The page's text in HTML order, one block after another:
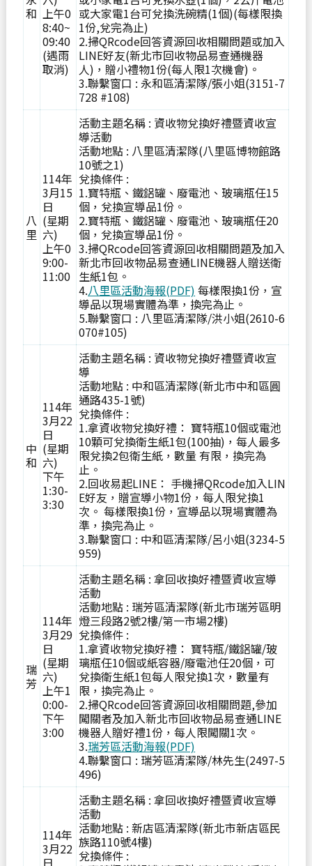
和 上午0
8:40~
09:40
(遇雨
取消)
或大家電1台可兌換洗碗精(1個)(每樣限換
1份,兌完為止)
2.掃QRcode回答資源回收相關問題或加入
LINE好友(新北市回收物品易查通機器
人)，贈小禮物1份(每人限1次機會)。
3.聯繫窗口 : 永和區清潔隊/張小姐(3151-7
728 #108)
八
里
114年
3月15
日
(星期
六)
上午0
9:00-
11:00
活動主題名稱 : 資收物兌換好禮暨資收宣
導活動
活動地點 : 八里區清潔隊(八里區博物館路
10號之1)
兌換條件 :
1.寶特瓶、鐵鋁罐、廢電池、玻璃瓶任15
個，兌換宣導品1份。
2.寶特瓶、鐵鋁罐、廢電池、玻璃瓶任20
個，兌換宣導品1份。
3.掃QRcode回答資源回收相關問題及加入
新北市回收物品易查通LINE機器人贈送衛
生紙1包。
4.八里區活動海報(PDF) 每樣限換1份，宣
導品以現場實體為準，換完為止。
5.聯繫窗口 : 八里區清潔隊/洪小姐(2610-6
070#105)
中
和
114年
3月22
日
(星期
六)
下午
1:30-
3:30
活動主題名稱 : 資收物兌換好禮暨資收宣
導
活動地點 : 中和區清潔隊(新北市中和區圓
通路435-1號)
兌換條件 :
1.拿資收物兌換好禮： 寶特瓶10個或電池
10顆可兌換衛生紙1包(100抽)，每人最多
限兌換2包衛生紙，數量 有限，換完為
止。
2.回收易起LINE： 手機掃QRcode加入LIN
E好友，贈宣導小物1份，每人限兌換1
次。 每樣限換1份，宣導品以現場實體為
準，換完為止。
3.聯繫窗口 : 中和區清潔隊/呂小姐(3234-5
959)
瑞
芳
114年
3月29
日
(星期
六)
上午1
0:00-
下午
3:00
活動主題名稱 : 拿回收換好禮暨資收宣導
活動
活動地點 : 瑞芳區清潔隊(新北市瑞芳區明
燈三段路2號2樓/第一市場2樓)
兌換條件 :
1.拿資收物兌換好禮： 寶特瓶/鐵鋁罐/玻
璃瓶任10個或紙容器/廢電池任20個，可
兌換衛生紙1包每人限兌換1次，數量有
限，換完為止。
2.掃QRcode回答資源回收相關問題,參加
闖關者及加入新北市回收物品易查通LINE
機器人贈好禮1份，每人限闖關1次。
3.瑞芳區活動海報(PDF)
4.聯繫窗口 : 瑞芳區清潔隊/林先生(2497-5
496)
114年
3月22
活動主題名稱 : 拿回收換好禮暨資收宣導
活動
活動地點 : 新店區清潔隊(新北市新店區民
族路110號4樓)
兌換條件 :